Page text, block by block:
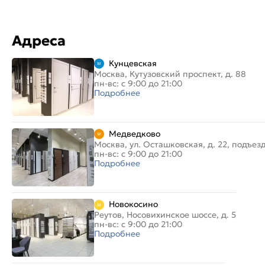
Адреса
Кунцевская
Москва, Кутузовский проспект, д. 88
пн-вс: с 9:00 до 21:00
Подробнее
Медведково
Москва, ул. Осташковская, д. 22,
пн-вс: с 9:00 до 21:00
Подробнее
Новокосино
Реутов, Носовихинское шоссе, д. 5
пн-вс: с 9:00 до 21:00
Подробнее